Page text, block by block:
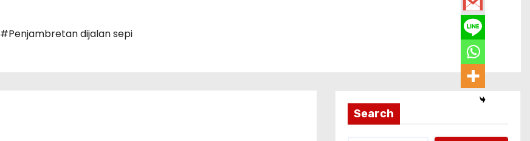
#Penjambretan dijalan sepi
Search